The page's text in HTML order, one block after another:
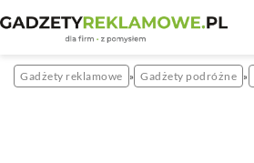
Gadżety reklamowe » Gadżety podróżne »